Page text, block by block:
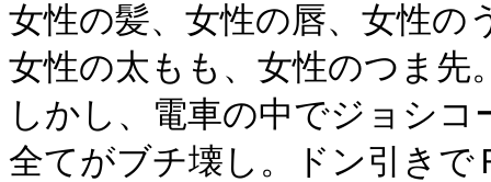
女性の髪、女性の唇、女性の
女性の太もも、女性のつま先
しかし、電車の中でジョシ
全てがブチ壊し。ドン引きで